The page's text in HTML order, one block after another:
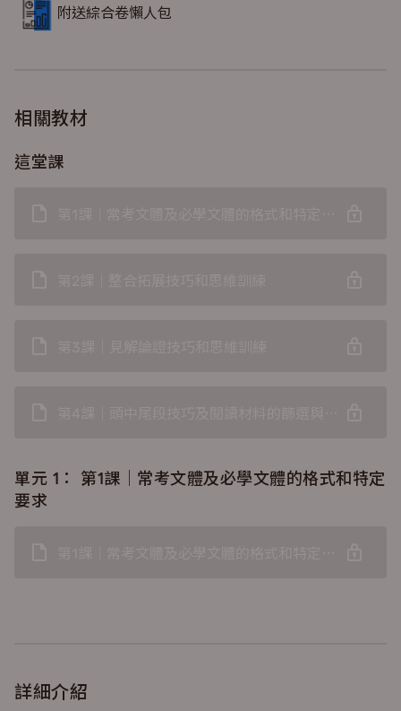
附送綜合卷懶人包
相關教材
這堂課
單元 1：
第1課｜常考文體及必學文體的格式和特定
要求
詳細介紹